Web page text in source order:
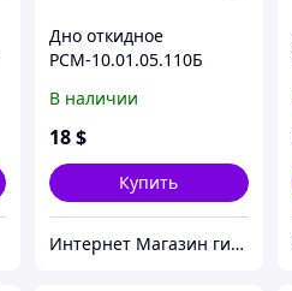
Дно откидное
РСМ-10.01.05.110Б
шнеков
В наличии
18$
Купить
Интернет Магазин гидравлических узлов